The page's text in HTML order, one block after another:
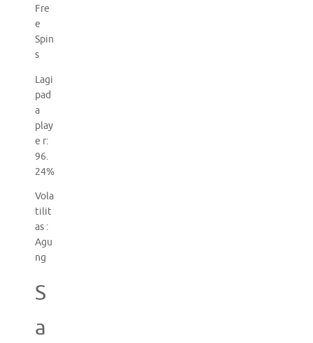
Fre
e
Spin
s
Lagi
pad
a
play
e r:
96.
24%
Vola
tilit
as :
Agu
ng
S
a